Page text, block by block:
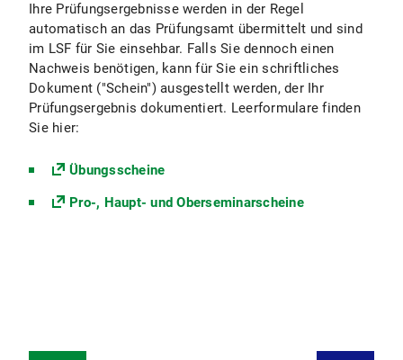
Ihre Prüfungsergebnisse werden in der Regel
automatisch an das Prüfungsamt übermittelt und sind
im LSF für Sie einsehbar. Falls Sie dennoch einen
Nachweis benötigen, kann für Sie ein schriftliches
Dokument ("Schein") ausgestellt werden, der Ihr
Prüfungsergebnis dokumentiert. Leerformulare finden
Sie hier:
Übungsscheine
Pro-, Haupt- und Oberseminarscheine